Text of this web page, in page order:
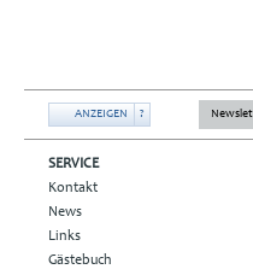
ANZEIGEN ?
SERVICE
Kontakt
News
Links
Gästebuch